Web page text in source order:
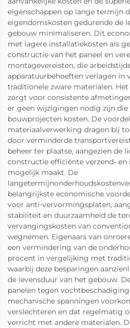
eigenschappen op lange termijn
eigendomskosten gedurende de
gebouw minimaliseren. Dit
met lagere installatiekosten als
constructie van het paneel en
montagevereisten, die
apparatuurbehoeften verlagen in
traditionele zware materialen.
zorgt voor consistente
er geen wijzigingen nodig zijn
bouwprojecten kosten. De
materiaalverwerking dragen bij
door verminderde
beheer ter plaatse, aangezien de
constructie efficiënte verzend-
mogelijk maakt. De
belangrijkste economische
voor anti-vervormingsplaten,
stabiliteit en duurzaamheid de
vervangingskosten van
wegnemen. Eigenaars van
een vermindering van de
procent in vergelijking met
waarbij deze besparingen
de levensduur van het gebouw.
panelen tegen
mechanische spanningen
verslechteren en dat regelmatig
verricht met andere materialen.